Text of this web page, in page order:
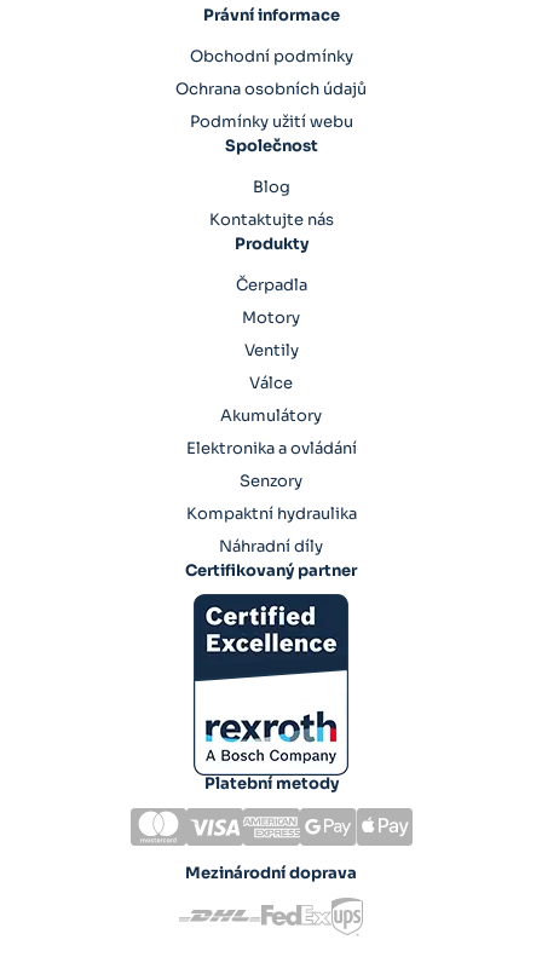
Právní informace
Obchodní podmínky
Ochrana osobních údajů
Podmínky užití webu
Společnost
Blog
Kontaktujte nás
Produkty
Čerpadla
Motory
Ventily
Válce
Akumulátory
Elektronika a ovládání
Senzory
Kompaktní hydraulika
Náhradní díly
Certifikovaný partner
Platební metody
Mezinárodní doprava